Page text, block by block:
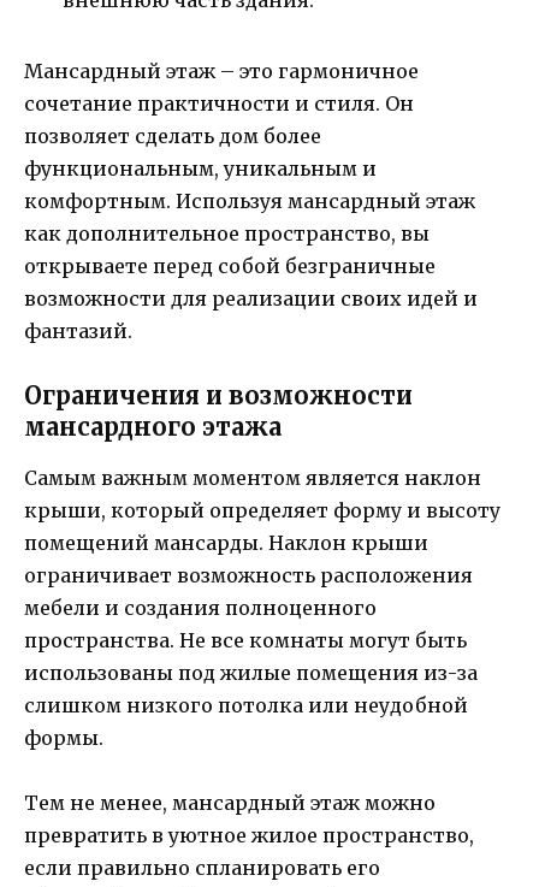
Мансардный этаж – это гармоничное
сочетание практичности и стиля. Он
позволяет сделать дом более
функциональным, уникальным и
комфортным. Используя мансардный этаж
как дополнительное пространство, вы
открываете перед собой безграничные
возможности для реализации своих идей и
фантазий.
Ограничения и возможности
мансардного этажа
Самым важным моментом является наклон
крыши, который определяет форму и высоту
помещений мансарды. Наклон крыши
ограничивает возможность расположения
мебели и создания полноценного
пространства. Не все комнаты могут быть
использованы под жилые помещения из-за
слишком низкого потолка или неудобной
формы.
Тем не менее, мансардный этаж можно
превратить в уютное жилое пространство,
если правильно спланировать его